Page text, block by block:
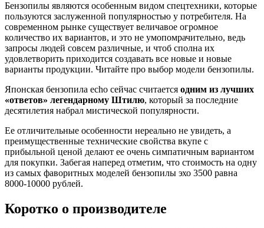
Бензопилы являются особенным видом спецтехники, которые
пользуются заслуженной популярностью у потребителя. На
современном рынке существует величавое огромное
количество их вариантов, и это не умопомрачительно, ведь
запросы людей совсем различные, и чтоб сполна их
удовлетворить приходится создавать все новые и новые
варианты продукции. Читайте про выбор модели бензопилы.
Японская бензопила echo сейчас считается одним из лучших
«ответов» легендарному Штилю, который за последние
десятилетия набрал мистической популярности.
Ее отличительные особенности нереально не увидеть, а
преимущественные технические свойства вкупе с
прибыльной ценой делают ее очень симпатичным вариантом
для покупки. Забегая наперед отметим, что стоимость на одну
из самых фаворитных моделей бензопилы эхо 3500 равна
8000-10000 рублей.
Коротко о производителе